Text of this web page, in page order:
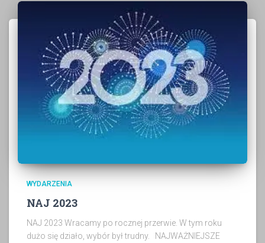
WYDARZENIA
NAJ 2023
NAJ 2023 Wracamy po rocznej przerwie. W tym roku
dużo się działo, wybór był trudny. NAJWAŻNIEJSZE